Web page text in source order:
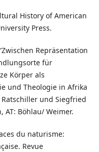
History of American
Press.
Repräsentation
für
Körper als
und Theologie in Afrika
und Siegfried
AT: Böhlau/ Weimer.
du naturisme:
Revue